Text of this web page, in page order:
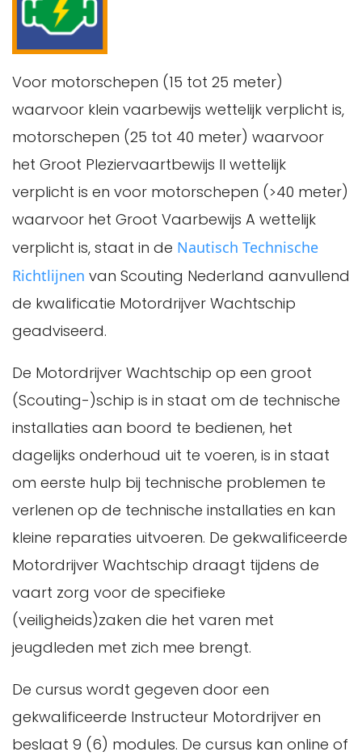
Voor motorschepen (15 tot 25 meter)
waarvoor klein vaarbewijs wettelijk verplicht is,
motorschepen (25 tot 40 meter) waarvoor
het Groot Pleziervaartbewijs II wettelijk
verplicht is en voor motorschepen (>40 meter)
waarvoor het Groot Vaarbewijs A wettelijk
verplicht is, staat in de Nautisch Technische
Richtlijnen van Scouting Nederland aanvullend
de kwalificatie Motordrijver Wachtschip
geadviseerd.
De Motordrijver Wachtschip op een groot
(Scouting-)schip is in staat om de technische
installaties aan boord te bedienen, het
dagelijks onderhoud uit te voeren, is in staat
om eerste hulp bij technische problemen te
verlenen op de technische installaties en kan
kleine reparaties uitvoeren. De gekwalificeerde
Motordrijver Wachtschip draagt tijdens de
vaart zorg voor de specifieke
(veiligheids)zaken die het varen met
jeugdleden met zich mee brengt.
De cursus wordt gegeven door een
gekwalificeerde Instructeur Motordrijver en
beslaat 9 (6) modules. De cursus kan online of